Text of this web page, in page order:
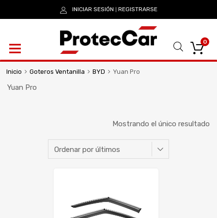
INICIAR SESIÓN REGISTRARSE
0
Inicio Goteros Ventanilla BYD Yuan Pro
Yuan Pro
Mostrando el único resultado